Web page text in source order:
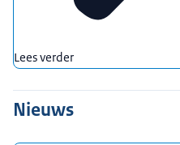
Lees verder
Nieuws